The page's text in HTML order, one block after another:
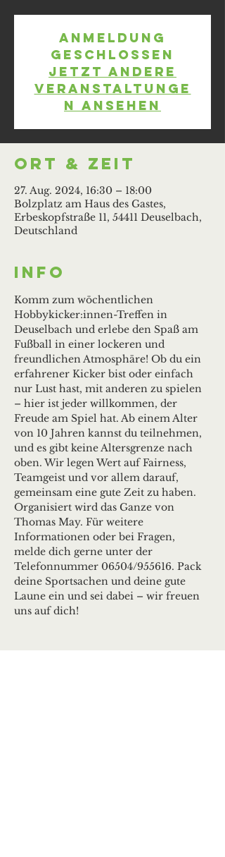
Anmeldung
geschlossen
Jetzt andere
Veranstaltunge
n ansehen
Ort & Zeit
27. Aug. 2024, 16:30 – 18:00
Bolzplatz am Haus des Gastes,
Erbeskopfstraße 11, 54411 Deuselbach,
Deutschland
Info
Komm zum wöchentlichen
Hobbykicker:innen-Treffen in
Deuselbach und erlebe den Spaß am
Fußball in einer lockeren und
freundlichen Atmosphäre! Ob du ein
erfahrener Kicker bist oder einfach
nur Lust hast, mit anderen zu spielen
– hier ist jeder willkommen, der
Freude am Spiel hat. Ab einem Alter
von 10 Jahren kannst du teilnehmen,
und es gibt keine Altersgrenze nach
oben. Wir legen Wert auf Fairness,
Teamgeist und vor allem darauf,
gemeinsam eine gute Zeit zu haben.
Organisiert wird das Ganze von
Thomas May. Für weitere
Informationen oder bei Fragen,
melde dich gerne unter der
Telefonnummer 06504/955616. Pack
deine Sportsachen und deine gute
Laune ein und sei dabei – wir freuen
uns auf dich!